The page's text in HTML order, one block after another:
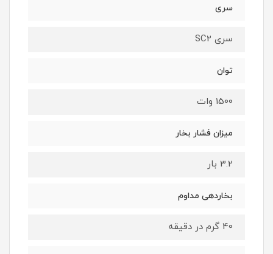
سری
سری SC2
توان
1500 وات
میزان فشار بخار
3.2 بار
بخاردهی مداوم
40 گرم در دقیقه